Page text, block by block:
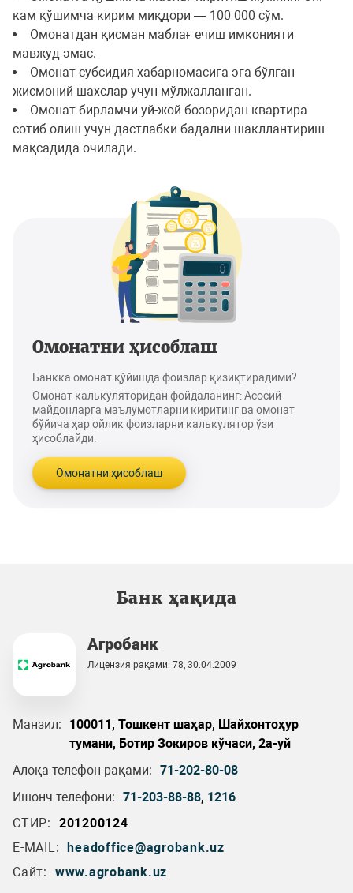
кам қўшимча кирим миқдори — 100 000 сўм.
Омонатдан қисман маблағ ечиш имконияти
мавжуд эмас.
Омонат субсидия хабарномасига эга бўлган
жисмоний шахслар учун мўлжалланган.
Омонат бирламчи уй-жой бозоридан квартира
сотиб олиш учун дастлабки бадални шакллантириш
мақсадида очилади.
Омонатни ҳисоблаш
Банкка омонат қўйишда фоизлар қизиқтирадими?
Омонат калькуляторидан фойдаланинг: Асосий
майдонларга маълумотларни киритинг ва омонат
бўйича ҳар ойлик фоизларни калькулятор ўзи
ҳисоблайди.
Омонатни ҳисоблаш
Банк ҳақида
Агробанк
Лицензия рақами: 78, 30.04.2009
Манзил:
100011, Тошкент шаҳар, Шайхонтоҳур
тумани, Ботир Зокиров кўчаси, 2а-уй
Алоқа телефон рақами: 71-202-80-08
Ишонч телефони: 71-203-88-88, 1216
СТИР:
201200124
E-MAIL: headoffice@agrobank.uz
Сайт:
www.agrobank.uz